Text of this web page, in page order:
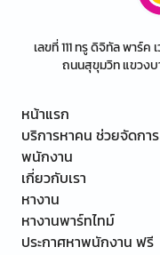
เลขที่ 111 ทรู ดิจิทัล พาร์
ถนนสุขุมวิท แขวงบ
หน้าแรก
บริการหาคน ช่วยจัดการ
พนักงาน
เกี่ยวกับเรา
หางาน
หางานพาร์ทไทม์
ประกาศหาพนักงาน ฟรี